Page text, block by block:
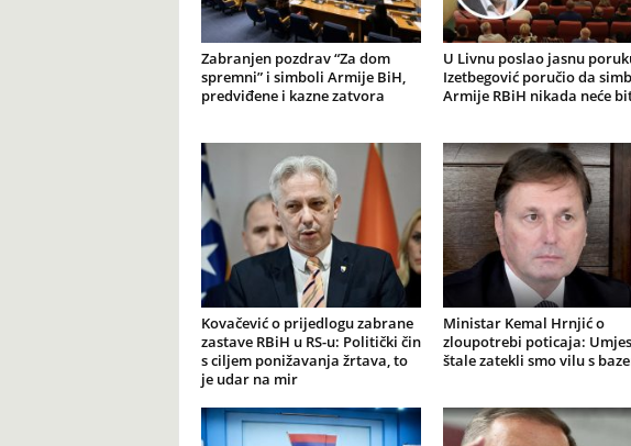
Zabranjen pozdrav “Za dom
spremni” i simboli Armije BiH,
predviđene i kazne zatvora
U Livnu poslao jasnu
Izetbegović poručio da
Armije RBiH nikada neće
Kovačević o prijedlogu zabrane
zastave RBiH u RS-u: Politički čin
s ciljem ponižavanja žrtava, to
je udar na mir
Ministar Kemal Hrnjić o
zloupotrebi poticaja:
štale zatekli smo vilu s